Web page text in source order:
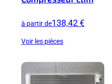
à partir de138,42 €
Voir les pièces